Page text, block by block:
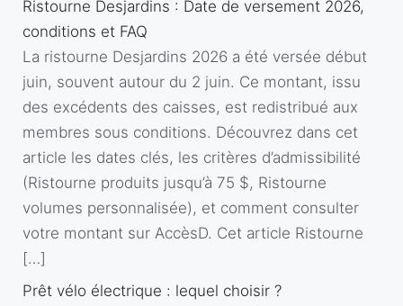
Ristourne Desjardins : Date de versement 2026,
conditions et FAQ
La ristourne Desjardins 2026 a été versée début
juin, souvent autour du 2 juin. Ce montant, issu
des excédents des caisses, est redistribué aux
membres sous conditions. Découvrez dans cet
article les dates clés, les critères d’admissibilité
(Ristourne produits jusqu’à 75 $, Ristourne
volumes personnalisée), et comment consulter
votre montant sur AccèsD. Cet article Ristourne
[…]
Prêt vélo électrique : lequel choisir ?